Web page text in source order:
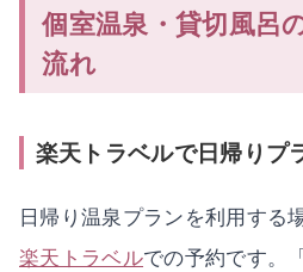
個室温泉・貸切風呂
流れ
楽天トラベルで日帰りプ
日帰り温泉プランを利用する
楽天トラベルでの予約です。